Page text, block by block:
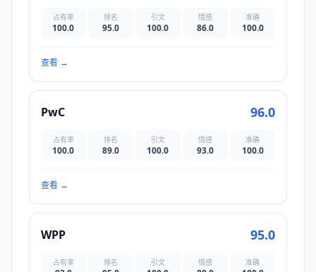
占有率
100.0
排名
95.0
引文
100.0
情感
86.0
准确
100.0
查看 →
PwC 96.0
占有率
100.0
排名
89.0
引文
100.0
情感
93.0
准确
100.0
查看 →
WPP 95.0
占有率 排名 引文 情感 准确